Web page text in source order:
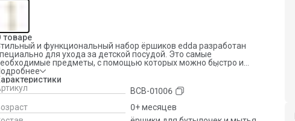
товаре
и функциональный набор ёршиков edda разработан
для ухода за детской посудой. Это самые
предметы, с помощью которых можно быстро и
очистить детские бутылочки, соски и трубочки. - Ёршик для
подходит для мытья разных ёмкостей как с широким,
и с узким горлышком. - Ёршик для сосок с заостренным
очищает самые труднодоступные уголки без вреда для
Подходит для различных деталей молокоотсоса. - Гибкая и
щёточка легко отмывает трубочки по всей длине. Набор
BCB-01006
0+ месяцев